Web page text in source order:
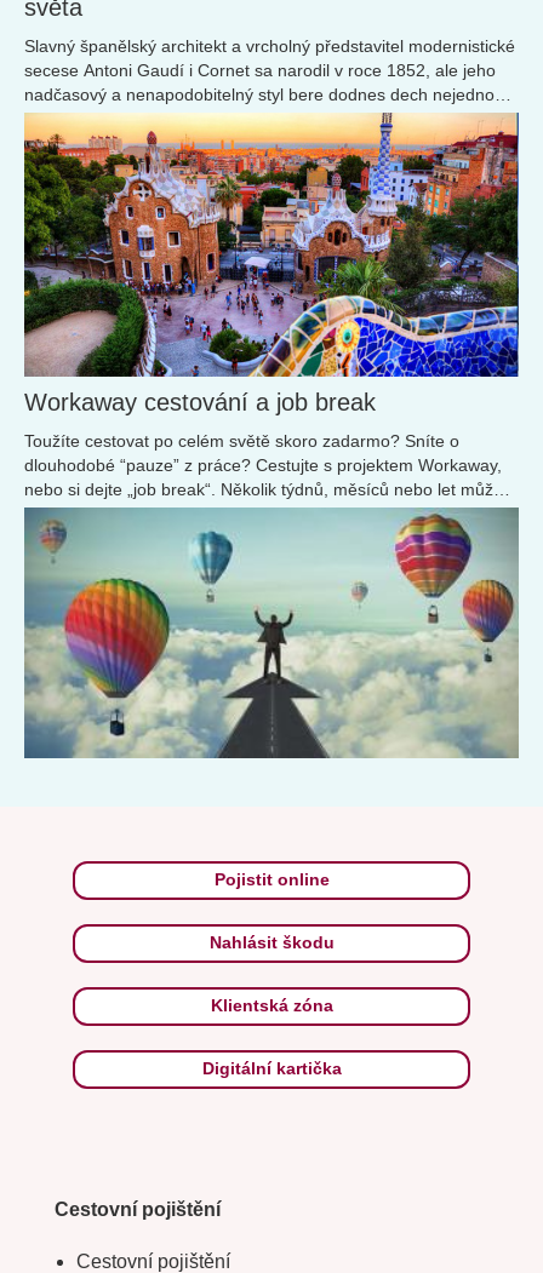
světa
Slavný španělský architekt a vrcholný představitel modernistické
secese Antoni Gaudí i Cornet sa narodil v roce 1852, ale jeho
nadčasový a nenapodobitelný styl bere dodnes dech nejednomu
milovníkovi umění...
Workaway cestování a job break
Toužíte cestovat po celém světě skoro zadarmo? Sníte o
dlouhodobé “pauze” z práce? Cestujte s projektem Workaway,
nebo si dejte „job break“. Několik týdnů, měsíců nebo let můžete
žít v zahraničí a poznávat...
Pojistit online
Nahlásit škodu
Klientská zóna
Digitální kartička
Cestovní pojištění
Cestovní pojištění